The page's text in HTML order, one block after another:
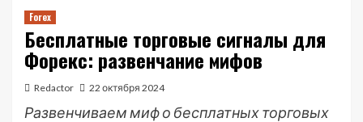
Forex
Бесплатные торговые сигналы для
Форекс: развенчание мифов
Redactor 22 октября 2024
Развенчиваем миф о бесплатных торговых